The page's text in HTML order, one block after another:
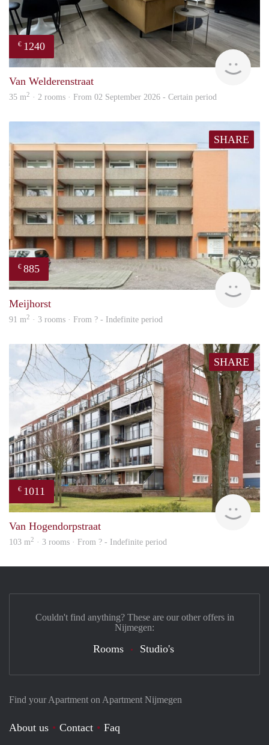
€ 1240
Next
Van Welderenstraat
35 m2 · 2 rooms · From 02 September 2026 - Certain period
SHARE
€ 885
Meijhorst
91 m2 · 3 rooms · From ? - Indefinite period
SHARE
€ 1011
Van Hogendorpstraat
103 m2 · 3 rooms · From ? - Indefinite period
Find your Apartment on Apartment Nijmegen
About us Contact Faq
Couldn't find anything? These are our other offers in
Nijmegen:
Rooms Studio's